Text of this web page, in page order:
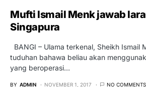
Mufti Ismail Menk jawab
Singapura
BANGI – Ulama terkenal, Sheikh Ismail
tuduhan bahawa beliau akan
yang beroperasi…
BY ADMIN NOVEMBER 1, 2017 NO COMMENTS